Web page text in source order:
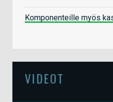
Komponenteille myös
VIDEOT